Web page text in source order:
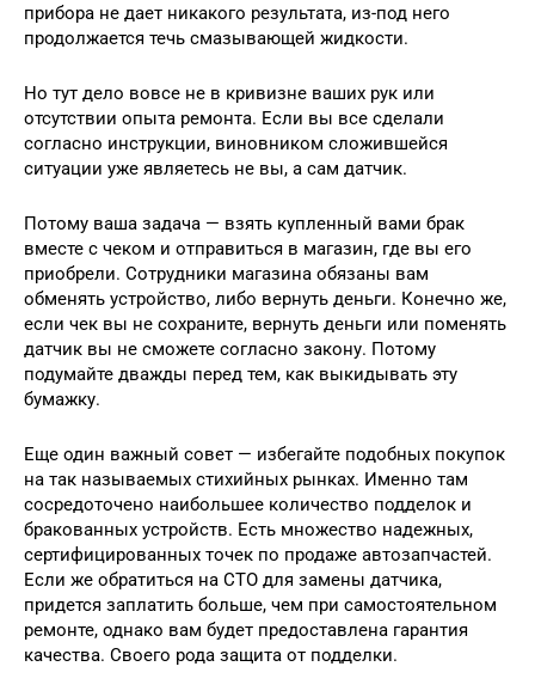
прибора не дает никакого результата, из-под него
продолжается течь смазывающей жидкости.
Но тут дело вовсе не в кривизне ваших рук или
отсутствии опыта ремонта. Если вы все сделали
согласно инструкции, виновником сложившейся
ситуации уже являетесь не вы, а сам датчик.
Потому ваша задача — взять купленный вами брак
вместе с чеком и отправиться в магазин, где вы его
приобрели. Сотрудники магазина обязаны вам
обменять устройство, либо вернуть деньги. Конечно же,
если чек вы не сохраните, вернуть деньги или поменять
датчик вы не сможете согласно закону. Потому
подумайте дважды перед тем, как выкидывать эту
бумажку.
Еще один важный совет — избегайте подобных покупок
на так называемых стихийных рынках. Именно там
сосредоточено наибольшее количество подделок и
бракованных устройств. Есть множество надежных,
сертифицированных точек по продаже автозапчастей.
Если же обратиться на СТО для замены датчика,
придется заплатить больше, чем при самостоятельном
ремонте, однако вам будет предоставлена гарантия
качества. Своего рода защита от подделки.